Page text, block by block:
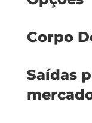
Corpo
Saídas